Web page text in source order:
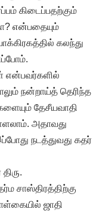
கிடைப்பதற்கும்
என்பதையும்
கலந்து
என்பவர்களில்
நன்றாய்த் தெரிந்த
தேசீயவாதி
அதாவது
நடத்துவது கதர்
சாஸ்திரத்திற்கு
ஜாதி